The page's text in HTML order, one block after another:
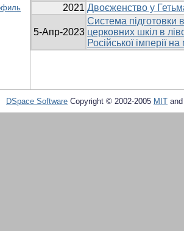
2021 Двоєженство у
5-Апр-2023
Система підготовки
церковних шкіл в
Російської імперії
DSpace Software Copyright © 2002-2005 MIT